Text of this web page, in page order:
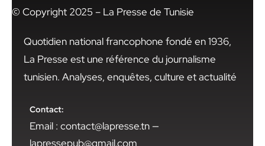
© Copyright 2025 – La Presse de Tunisie
Quotidien national francophone fondé en 1936,
La Presse est une référence du journalisme
tunisien. Analyses, enquêtes, culture et actualité
Contact:
Email : contact@lapresse.tn —
lapressepub@gmail.com